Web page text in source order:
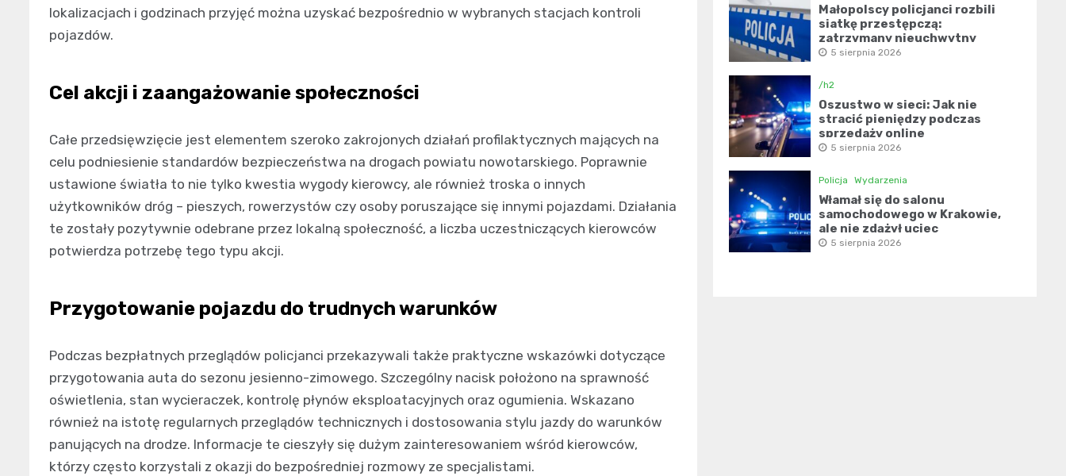
lokalizacjach i godzinach przyjęć można uzyskać bezpośrednio w wybranych stacjach kontroli
pojazdów.
Cel akcji i zaangażowanie społeczności
Całe przedsięwzięcie jest elementem szeroko zakrojonych działań profilaktycznych mających na
celu podniesienie standardów bezpieczeństwa na drogach powiatu nowotarskiego. Poprawnie
ustawione światła to nie tylko kwestia wygody kierowcy, ale również troska o innych
użytkowników dróg – pieszych, rowerzystów czy osoby poruszające się innymi pojazdami. Działania
te zostały pozytywnie odebrane przez lokalną społeczność, a liczba uczestniczących kierowców
potwierdza potrzebę tego typu akcji.
Przygotowanie pojazdu do trudnych warunków
Podczas bezpłatnych przeglądów policjanci przekazywali także praktyczne wskazówki dotyczące
przygotowania auta do sezonu jesienno-zimowego. Szczególny nacisk położono na sprawność
oświetlenia, stan wycieraczek, kontrolę płynów eksploatacyjnych oraz ogumienia. Wskazano
również na istotę regularnych przeglądów technicznych i dostosowania stylu jazdy do warunków
panujących na drodze. Informacje te cieszyły się dużym zainteresowaniem wśród kierowców,
którzy często korzystali z okazji do bezpośredniej rozmowy ze specjalistami.
Małopolscy policjanci rozbili
siatkę przestępczą:
zatrzymany nieuchwytny
narkotykowiec!
5 sierpnia 2026
/h2
Oszustwo w sieci: Jak nie
stracić pieniędzy podczas
sprzedaży online
5 sierpnia 2026
Policja Wydarzenia
Włamał się do salonu
samochodowego w Krakowie,
ale nie zdążył uciec
5 sierpnia 2026